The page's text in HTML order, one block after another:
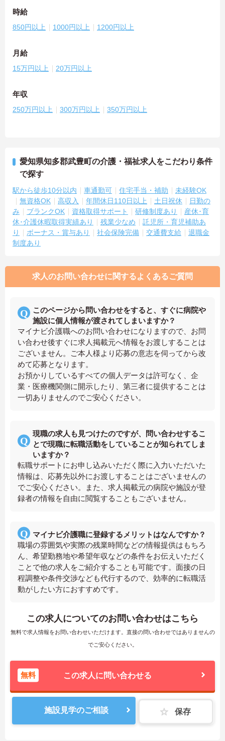
時給
850円以上 1000円以上 1200円以上
月給
15万円以上 20万円以上
年収
250万円以上 300万円以上 350万円以上
愛知県知多郡武豊町の介護・福祉求人をこだわり条件
で探す
駅から徒歩10分以内 車通勤可 住宅手当・補助
未経験OK
無資格OK
高収入 年間休日110日以上 土日祝休
日勤の
み
ブランクOK 資格取得サポート 研修制度あり
産休･育
休･介護休暇取得実績あり
残業少なめ
託児所・育児補助あ
り
ボーナス・賞与あり 社会保険完備 交通費支給
退職金
制度あり
求人のお問い合わせに関するよくあるご質問
このページから問い合わせをすると、すぐに病院や
施設に個人情報が渡されてしまいますか？
マイナビ介護職へのお問い合わせになりますので、お問
い合わせ後すぐに求人掲載元へ情報をお渡しすることは
ございません。ご本人様より応募の意志を伺ってから改
めて応募となります。
お預かりしているすべての個人データは許可なく、企
業・医療機関側に開示したり、第三者に提供することは
一切ありませんのでご安心ください。
現職の求人も見つけたのですが、問い合わせするこ
とで現職に転職活動をしていることが知られてしま
いますか？
転職サポートにお申し込みいただく際に入力いただいた
情報は、応募先以外にお渡しすることはございませんの
でご安心ください。また、求人掲載元の病院や施設が登
録者の情報を自由に閲覧することもございません。
マイナビ介護職に登録するメリットはなんですか？
職場の雰囲気や実際の残業時間などの情報提供はもちろ
ん、希望勤務地や希望年収などの条件をお伝えいただく
ことで他の求人をご紹介することも可能です。面接の日
程調整や条件交渉なども代行するので、効率的に転職活
動がしたい方におすすめです。
この求人についてのお問い合わせはこちら
無料で求人情報をお問い合わせいただけます。直接の問い合わせではありませんの
でご安心ください。
無料 この求人に問い合わせる
施設見学のご相談 保存